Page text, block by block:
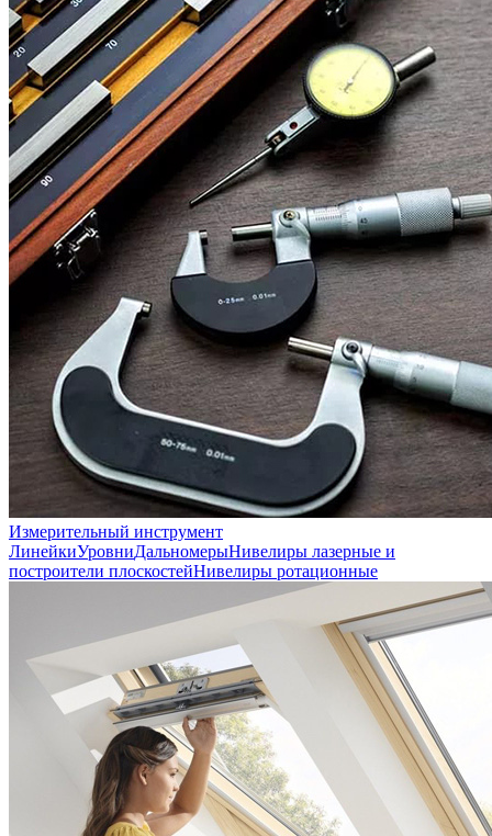
Измерительный инструмент
ЛинейкиУровниДальномерыНивелиры лазерные и
построители плоскостейНивелиры ротационные